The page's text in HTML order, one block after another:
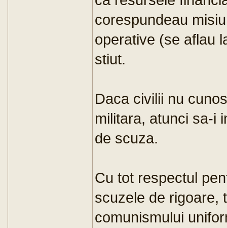
corespundeau
operative (se aflau
stiut.
Daca civilii nu
militara, atunci sa-i
de scuza.
Cu tot respectul
scuzele de rigoare,
comunismului